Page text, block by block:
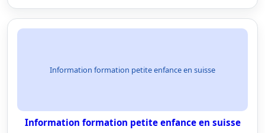
Information formation petite enfance en suisse
Information formation petite enfance en suisse